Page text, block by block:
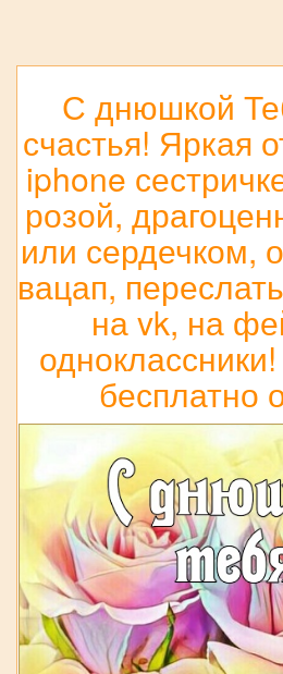
С днюшкой
счастья! Яркая
iphone
розой,
или сердечком,
вацап,
на vk, на
бесплатно